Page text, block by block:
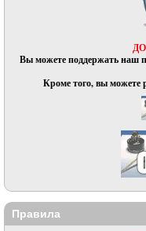
Вы можете поддержать наш
Кроме того, вы можете
Правила